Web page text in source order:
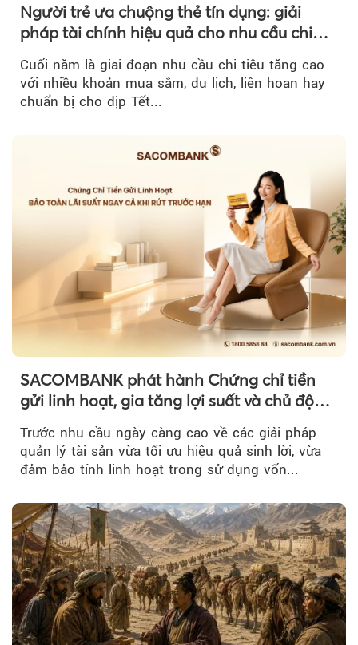
Người trẻ ưa chuộng thẻ tín dụng: giải
pháp tài chính hiệu quả cho nhu cầu chi
Cuối năm là giai đoạn nhu cầu chi tiêu tăng cao
với nhiều khoản mua sắm, du lịch, liên hoan hay
chuẩn bị cho dịp Tết...
SACOMBANK phát hành Chứng chỉ tiền
gửi linh hoạt, gia tăng lợi suất và chủ động
nguồn vốn cho khách hàng
Trước nhu cầu ngày càng cao về các giải pháp
quản lý tài sản vừa tối ưu hiệu quả sinh lời, vừa
đảm bảo tính linh hoạt trong sử dụng vốn...